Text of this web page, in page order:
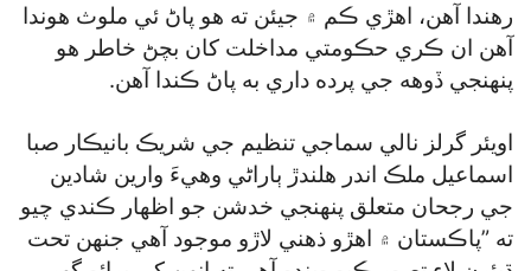
رهندا آهن، اهڙي ڪم ۾ جيئن ته هو پاڻ ئي ملوث هوندا
آهن ان ڪري حڪومتي مداخلت کان بچڻ خاطر هو
پنهنجي ڏوهه جي پرده داري به پاڻ ڪندا آهن.
اويئر گرلز نالي سماجي تنظيم جي شريڪ بانيڪار صبا
اسماعيل ملڪ اندر هلندڙ ٻاراڻي وهيءَ وارين شادين
جي رجحان متعلق پنهنجي خدشن جو اظهار ڪندي چيو
ته ”پاڪستان ۾ اهڙو ذهني لاڙو موجود آهي جنهن تحت